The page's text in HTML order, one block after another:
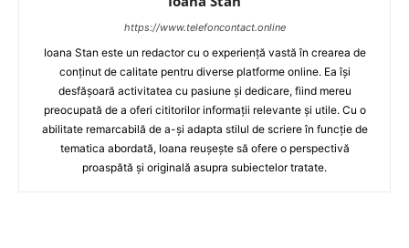
https://www.telefoncontact.online
Ioana Stan este un redactor cu o experiență vastă în crearea de
conținut de calitate pentru diverse platforme online. Ea își
desfășoară activitatea cu pasiune și dedicare, fiind mereu
preocupată de a oferi cititorilor informații relevante și utile. Cu o
abilitate remarcabilă de a-și adapta stilul de scriere în funcție de
tematica abordată, Ioana reușește să ofere o perspectivă
proaspătă și originală asupra subiectelor tratate.